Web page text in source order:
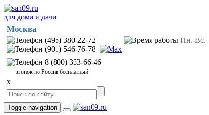
для дома и дачи
Москва
(495) 380-22-72
(901) 546-76-78
8 (800) 333-66-46
звонок по России бесплатный
Пн.-Вс.
x
Toggle navigation